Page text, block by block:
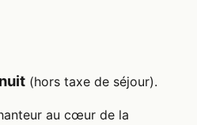
(hors taxe de séjour).
au cœur de la